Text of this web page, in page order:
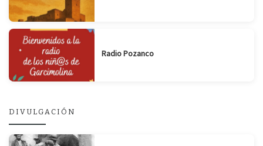
Radio Pozanco
DIVULGACIÓN